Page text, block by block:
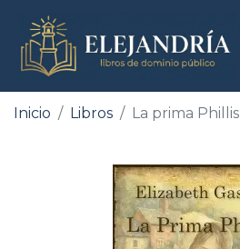
Inicio Libros La prima Phillis